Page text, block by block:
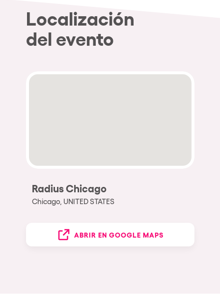
Localización
del evento
Radius Chicago
Chicago, UNITED STATES
ABRIR EN GOOGLE MAPS